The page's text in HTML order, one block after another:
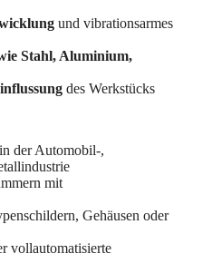
und vibrationsarmes
Stahl, Aluminium,
des Werkstücks
der Automobil-,
mit
Gehäusen oder
vollautomatisierte